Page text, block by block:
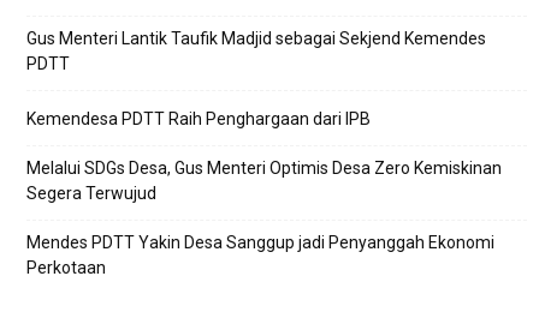
Gus Menteri Lantik Taufik Madjid sebagai Sekjend Kemendes
PDTT
Kemendesa PDTT Raih Penghargaan dari IPB
Melalui SDGs Desa, Gus Menteri Optimis Desa Zero Kemiskinan
Segera Terwujud
Mendes PDTT Yakin Desa Sanggup jadi Penyanggah Ekonomi
Perkotaan